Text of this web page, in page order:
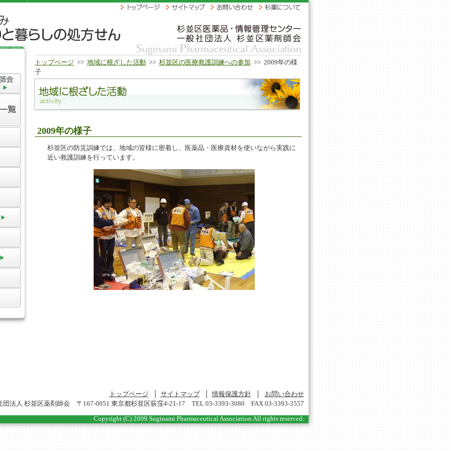
トップページ >> 地域に根ざした活動>> 杉並区の医療救護訓練への参加 >> 2009年の様
子
2009年の様子
杉並区の防災訓練では、地域の皆様に密着し、医薬品・医療資材を使いながら実践に
近い救護訓練を行っています。
トップページ サイトマップ│情報保護方針│
お問い合わせ
団法人 杉並区薬剤師会 〒167-0051 東京都杉並区荻窪4-21-17 TEL 03-3393-3080 FAX 03-3393-3557
Copyright (C) 2009 Suginami Pharmaceutical Association All rights reserved.